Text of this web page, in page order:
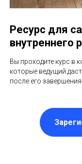
Ресурс для
внутреннего
Вы проходите курс в
которые ведущий
после его завершения.